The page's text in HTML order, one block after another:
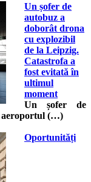
Un șofer de
autobuz a
doborât drona
cu explozibil
de la Leipzig.
Catastrofa a
fost evitată în
ultimul
moment
Un șofer de
aeroportul (…)
Oportunități